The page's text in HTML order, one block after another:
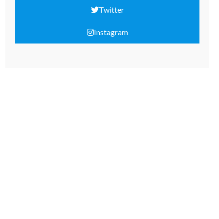
Twitter
Instagram